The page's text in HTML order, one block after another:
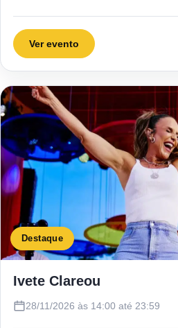
Ver evento
Destaque
Ivete Clareou
28/11/2026 às 14:00 até 23:59